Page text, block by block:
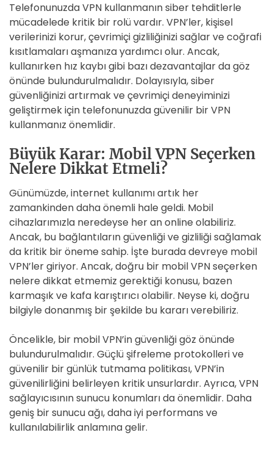
Telefonunuzda VPN kullanmanın siber tehditlerle
mücadelede kritik bir rolü vardır. VPN’ler, kişisel
verilerinizi korur, çevrimiçi gizliliğinizi sağlar ve coğrafi
kısıtlamaları aşmanıza yardımcı olur. Ancak,
kullanırken hız kaybı gibi bazı dezavantajlar da göz
önünde bulundurulmalıdır. Dolayısıyla, siber
güvenliğinizi artırmak ve çevrimiçi deneyiminizi
geliştirmek için telefonunuzda güvenilir bir VPN
kullanmanız önemlidir.
Büyük Karar: Mobil VPN Seçerken
Nelere Dikkat Etmeli?
Günümüzde, internet kullanımı artık her
zamankinden daha önemli hale geldi. Mobil
cihazlarımızla neredeyse her an online olabiliriz.
Ancak, bu bağlantıların güvenliği ve gizliliği sağlamak
da kritik bir öneme sahip. İşte burada devreye mobil
VPN’ler giriyor. Ancak, doğru bir mobil VPN seçerken
nelere dikkat etmemiz gerektiği konusu, bazen
karmaşık ve kafa karıştırıcı olabilir. Neyse ki, doğru
bilgiyle donanmış bir şekilde bu kararı verebiliriz.
Öncelikle, bir mobil VPN’in güvenliği göz önünde
bulundurulmalıdır. Güçlü şifreleme protokolleri ve
güvenilir bir günlük tutmama politikası, VPN’in
güvenilirliğini belirleyen kritik unsurlardır. Ayrıca, VPN
sağlayıcısının sunucu konumları da önemlidir. Daha
geniş bir sunucu ağı, daha iyi performans ve
kullanılabilirlik anlamına gelir.